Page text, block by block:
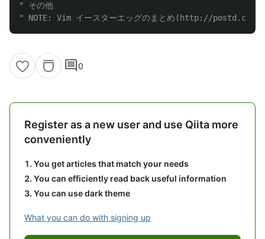
" その他
" NOTE: Vim イースターエッグのまとめ(http://postd.cc/
comment0
Register as a new user and use Qiita more
conveniently
You get articles that match your needs
You can efficiently read back useful information
You can use dark theme
What you can do with signing up